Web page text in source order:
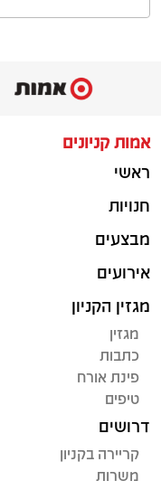
אמות קניונים
ראשי
חנויות
מבצעים
אירועים
מגזין הקניון
מגזין
כתבות
פינת אורח
טיפים
דרושים
קריירה בקניון
משרות